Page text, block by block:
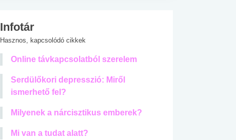
Infotár
Hasznos, kapcsolódó cikkek
Online távkapcsolatból szerelem
Serdülőkori depresszió: Miről
ismerhető fel?
Milyenek a nárcisztikus emberek?
Mi van a tudat alatt?